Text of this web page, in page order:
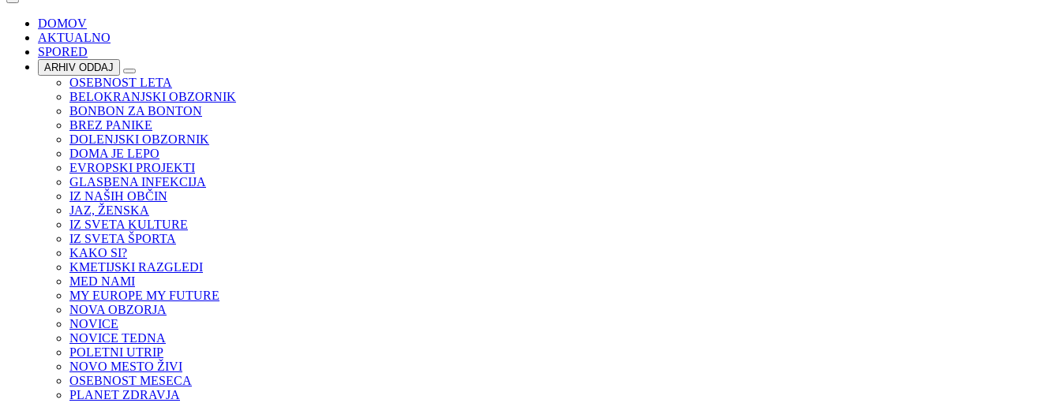
DOMOV
AKTUALNO
SPORED
ARHIV ODDAJ
OSEBNOST LETA
BELOKRANJSKI OBZORNIK
BONBON ZA BONTON
BREZ PANIKE
DOLENJSKI OBZORNIK
DOMA JE LEPO
EVROPSKI PROJEKTI
GLASBENA INFEKCIJA
IZ NAŠIH OBČIN
JAZ, ŽENSKA
IZ SVETA KULTURE
IZ SVETA ŠPORTA
KAKO SI?
KMETIJSKI RAZGLEDI
MED NAMI
MY EUROPE MY FUTURE
NOVA OBZORJA
NOVICE
NOVICE TEDNA
POLETNI UTRIP
NOVO MESTO ŽIVI
OSEBNOST MESECA
PLANET ZDRAVJA